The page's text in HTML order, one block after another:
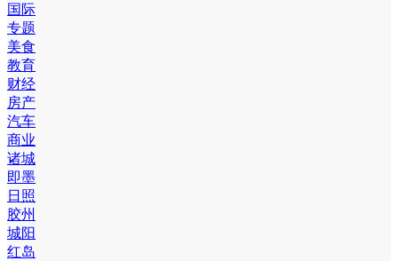
国际
专题
美食
教育
财经
房产
汽车
商业
诸城
即墨
日照
胶州
城阳
红岛